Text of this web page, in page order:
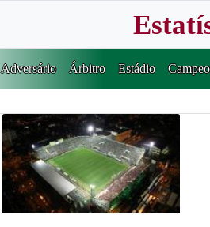
Adversário Árbitro Estádio